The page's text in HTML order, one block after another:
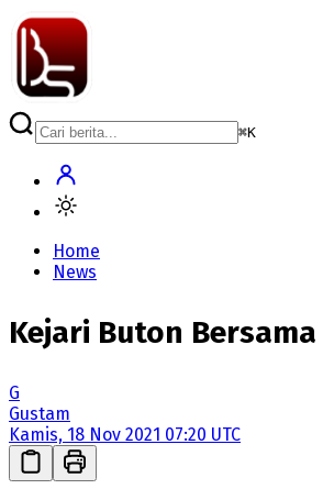
⌘K
Home
News
Kejari Buton
G
Gustam
Kamis, 18 Nov 2021 07:20 UTC